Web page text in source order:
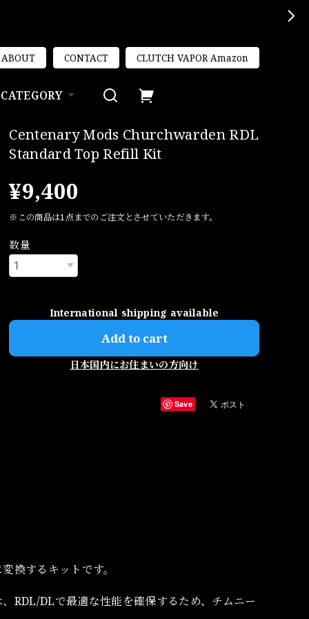
ABOUT CONTACT CLUTCH VAPOR Amazon
CATEGORY
Centenary Mods Churchwarden RDL
Standard Top Refill Kit
¥9,400
※この商品は1点までのご注文とさせていただきます。
数量
International shipping available
Add to cart
日本国内にお住まいの方向け
Save
換するキットです。
RDL/DLで最適な性能を確保するため、チムニー